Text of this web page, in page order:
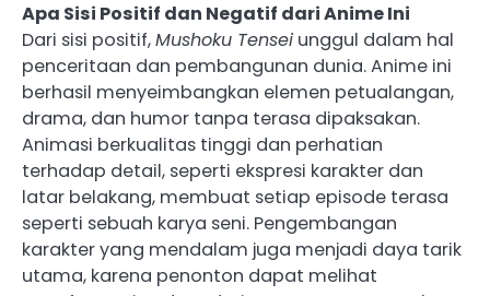
Apa Sisi Positif dan Negatif dari Anime Ini
Dari sisi positif,Mushoku Tensei unggul dalam hal
penceritaan dan pembangunan dunia. Anime ini
berhasil menyeimbangkan elemen petualangan,
drama, dan humor tanpa terasa dipaksakan.
Animasi berkualitas tinggi dan perhatian
terhadap detail, seperti ekspresi karakter dan
latar belakang, membuat setiap episode terasa
seperti sebuah karya seni. Pengembangan
karakter yang mendalam juga menjadi daya tarik
utama, karena penonton dapat melihat